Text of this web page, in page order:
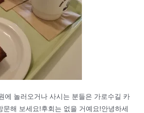
에 놀러오거나 사시는 분들은 가로수길 카
문해 보세요!후회는 없을 거예요!안녕하세